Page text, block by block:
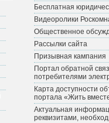
Бесплатная
Видеоролики
Общественное
Рассылки сайта
Призывная кампания
Портал обратной
потребителями
Карта доступности
портала «Жить
Актуальная
реквизитами,